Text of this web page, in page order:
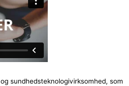
sundhedsteknologivirksomhed, som